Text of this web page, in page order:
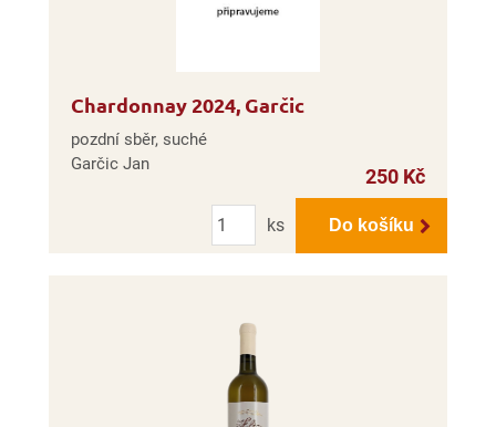
Chardonnay 2024, Garčic
pozdní sběr, suché
Garčic Jan
250 Kč
Počet
ks
Do košíku